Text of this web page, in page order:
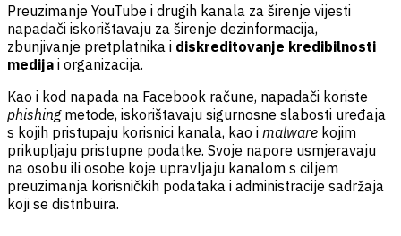
Preuzimanje YouTube i drugih kanala za širenje vijesti
napadači iskorištavaju za širenje dezinformacija,
zbunjivanje pretplatnika i diskreditovanje kredibilnosti
medija i organizacija.
Kao i kod napada na Facebook račune, napadači koriste
phishing metode, iskorištavaju sigurnosne slabosti uređaja
s kojih pristupaju korisnici kanala, kao i malware kojim
prikupljaju pristupne podatke. Svoje napore usmjeravaju
na osobu ili osobe koje upravljaju kanalom s ciljem
preuzimanja korisničkih podataka i administracije sadržaja
koji se distribuira.